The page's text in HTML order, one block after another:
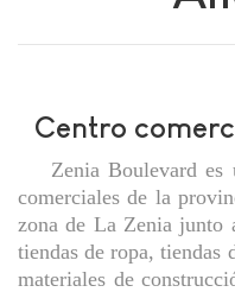
Centro
Zenia Boulevard es
comerciales de la
zona de La Zenia junto
tiendas de ropa, tiendas
materiales de